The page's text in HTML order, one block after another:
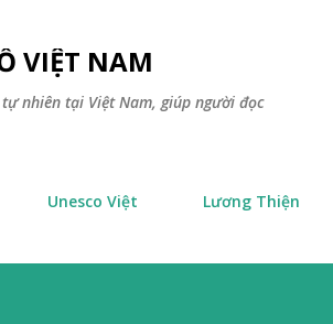
VIỆT NAM
nhiên tại Việt Nam, giúp người đọc
Unesco Việt Lương Thiện